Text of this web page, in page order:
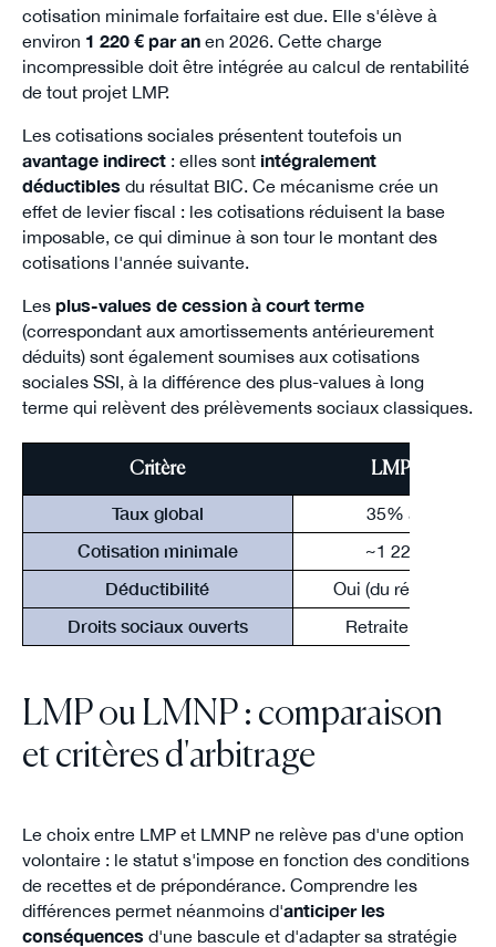
cotisation minimale forfaitaire est due. Elle s'élève à
environ 1 220 € par anen 2026. Cette charge
incompressible doit être intégrée au calcul de rentabilité
de tout projet LMP.
Les cotisations sociales présentent toutefois un
avantage indirect: elles sont intégralement
déductibles du résultat BIC. Ce mécanisme crée un
effet de levier fiscal : les cotisations réduisent la base
imposable, ce qui diminue à son tour le montant des
cotisations l'année suivante.
Les plus-values de cession à court terme
(correspondant aux amortissements antérieurement
déduits) sont également soumises aux cotisations
sociales SSI, à la différence des plus-values à long
terme qui relèvent des prélèvements sociaux classiques.
Critère LMP (SSI)
Taux global
35% à 45%
Cotisation minimale
~1 220 €/an
Déductibilité
Oui (du résultat BIC)
Droits sociaux ouverts
Retraite, maladie
LMP ou LMNP : comparaison
et critères d'arbitrage
Le choix entre LMP et LMNP ne relève pas d'une option
volontaire : le statut s'impose en fonction des conditions
de recettes et de prépondérance. Comprendre les
différences permet néanmoins d'anticiper les
conséquences d'une bascule et d'adapter sa stratégie